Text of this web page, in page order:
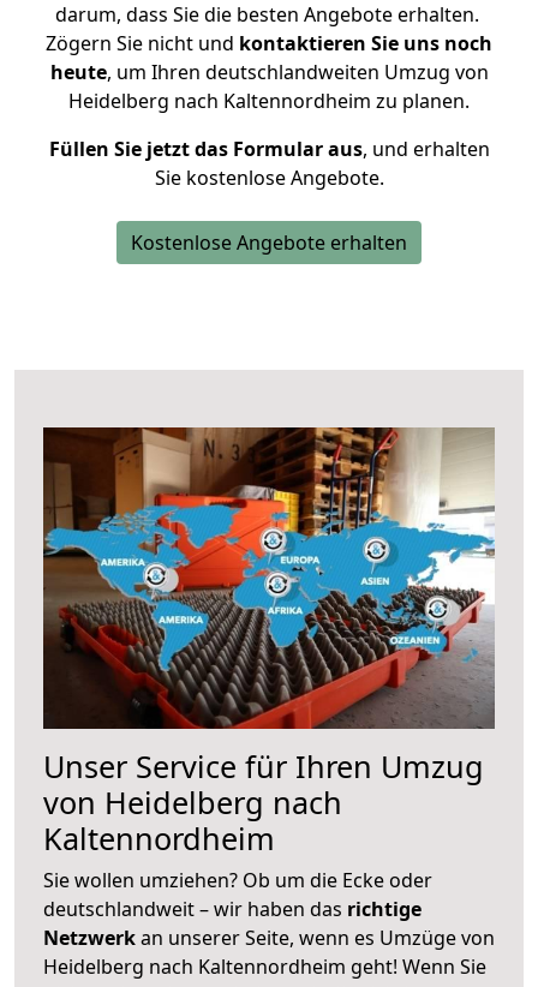
darum, dass Sie die besten Angebote erhalten.
Zögern Sie nicht und kontaktieren Sie uns noch
heute, um Ihren deutschlandweiten Umzug von
Heidelberg nach Kaltennordheim zu planen.
Füllen Sie jetzt das Formular aus, und erhalten
Sie kostenlose Angebote.
Kostenlose Angebote erhalten
Unser Service für Ihren Umzug
von Heidelberg nach
Kaltennordheim
Sie wollen umziehen? Ob um die Ecke oder
deutschlandweit – wir haben das richtige
Netzwerkan unserer Seite, wenn es Umzüge von
Heidelberg nach Kaltennordheim geht! Wenn Sie